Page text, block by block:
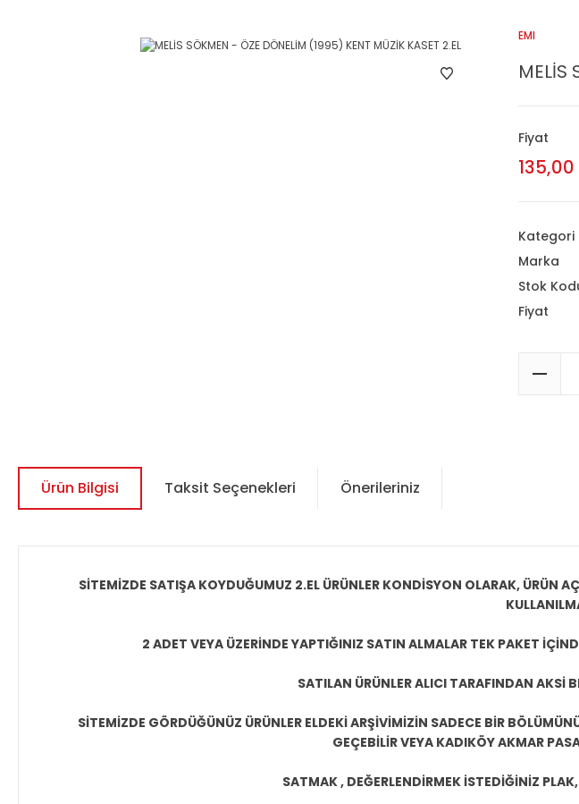
EMI
MELİS
Fiyat
135,00
Kategori
Marka
Stok
Fiyat
Ürün Bilgisi Taksit Seçenekleri Önerileriniz
SİTEMİZDE SATIŞA KOYDUĞUMUZ 2.EL ÜRÜNLER KONDİSYON OLARAK, ÜRÜN
2 ADET VEYA ÜZERİNDE YAPTIĞINIZ SATIN ALMALAR TEK PAKET
SATILAN ÜRÜNLER ALICI TARAFINDAN AKSİ
SİTEMİZDE GÖRDÜĞÜNÜZ ÜRÜNLER ELDEKİ ARŞİVİMİZİN SADECE BİR
GEÇEBİLİR VEYA KADIKÖY AKMAR
SATMAK , DEĞERLENDİRMEK İSTEDİĞİNİZ